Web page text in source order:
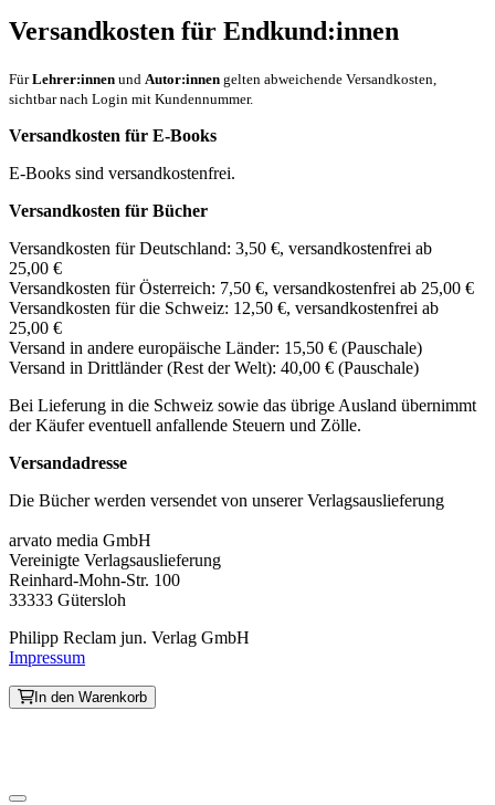
Versandkosten für Endkund:innen
FürLehrer:innen und Autor:innen gelten abweichende Versandkosten,
sichtbar nach Login mit Kundennummer.
Versandkosten für E-Books
E-Books sind versandkostenfrei.
Versandkosten für Bücher
Versandkosten für Deutschland: 3,50 €, versandkostenfrei ab
25,00 €
Versandkosten für Österreich: 7,50 €, versandkostenfrei ab 25,00 €
Versandkosten für die Schweiz: 12,50 €, versandkostenfrei ab
25,00 €
Versand in andere europäische Länder: 15,50 € (Pauschale)
Versand in Drittländer (Rest der Welt): 40,00 € (Pauschale)
Bei Lieferung in die Schweiz sowie das übrige Ausland übernimmt
der Käufer eventuell anfallende Steuern und Zölle.
Versandadresse
Die Bücher werden versendet von unserer Verlagsauslieferung
arvato media GmbH
Vereinigte Verlagsauslieferung
Reinhard-Mohn-Str. 100
33333 Gütersloh
Philipp Reclam jun. Verlag GmbH
Impressum
In den Warenkorb